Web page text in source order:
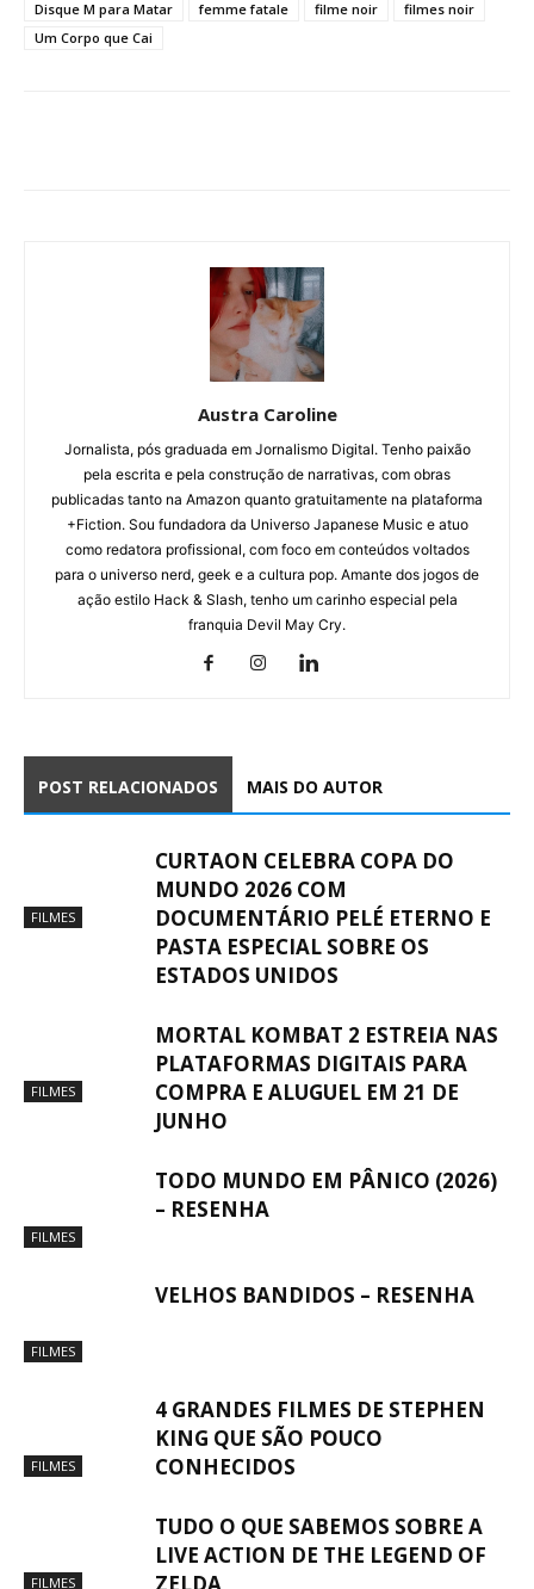
Disque M para Matar femme fatale filme noir
filmes noir
Um Corpo que Cai
Austra Caroline
Jornalista, pós graduada em Jornalismo Digital. Tenho paixão
pela escrita e pela construção de narrativas, com obras
publicadas tanto na Amazon quanto gratuitamente na plataforma
+Fiction. Sou fundadora da Universo Japanese Music e atuo
como redatora profissional, com foco em conteúdos voltados
para o universo nerd, geek e a cultura pop. Amante dos jogos de
ação estilo Hack & Slash, tenho um carinho especial pela
franquia Devil May Cry.
POST RELACIONADOS MAIS DO AUTOR
FILMES
CURTAON CELEBRA COPA DO
MUNDO 2026 COM
DOCUMENTÁRIO PELÉ ETERNO E
PASTA ESPECIAL SOBRE OS
ESTADOS UNIDOS
FILMES
MORTAL KOMBAT 2 ESTREIA NAS
PLATAFORMAS DIGITAIS PARA
COMPRA E ALUGUEL EM 21 DE
JUNHO
FILMES
TODO MUNDO EM PÂNICO (2026)
– RESENHA
FILMES
VELHOS BANDIDOS – RESENHA
FILMES
4 GRANDES FILMES DE STEPHEN
KING QUE SÃO POUCO
CONHECIDOS
FILMES
TUDO O QUE SABEMOS SOBRE A
LIVE ACTION DE THE LEGEND OF
ZELDA